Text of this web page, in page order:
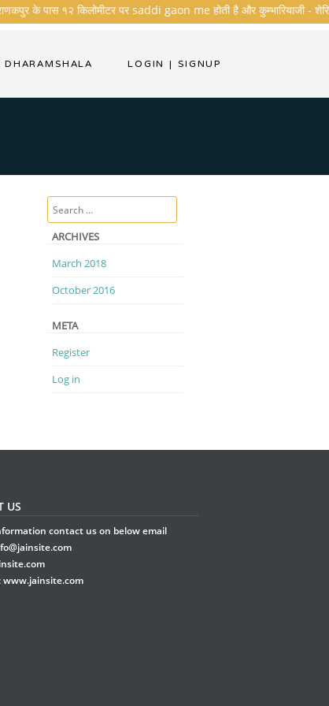
के पास १२ किलोमीटर पर saddi gaon me होती है और कुम्भारियाजी - शेरिशा
DHARAMSHALA LOGIN | SIGNUP
Search
ARCHIVES
March 2018
October 2016
META
Register
Log in
US
contact us on below email
www.jainsite.com